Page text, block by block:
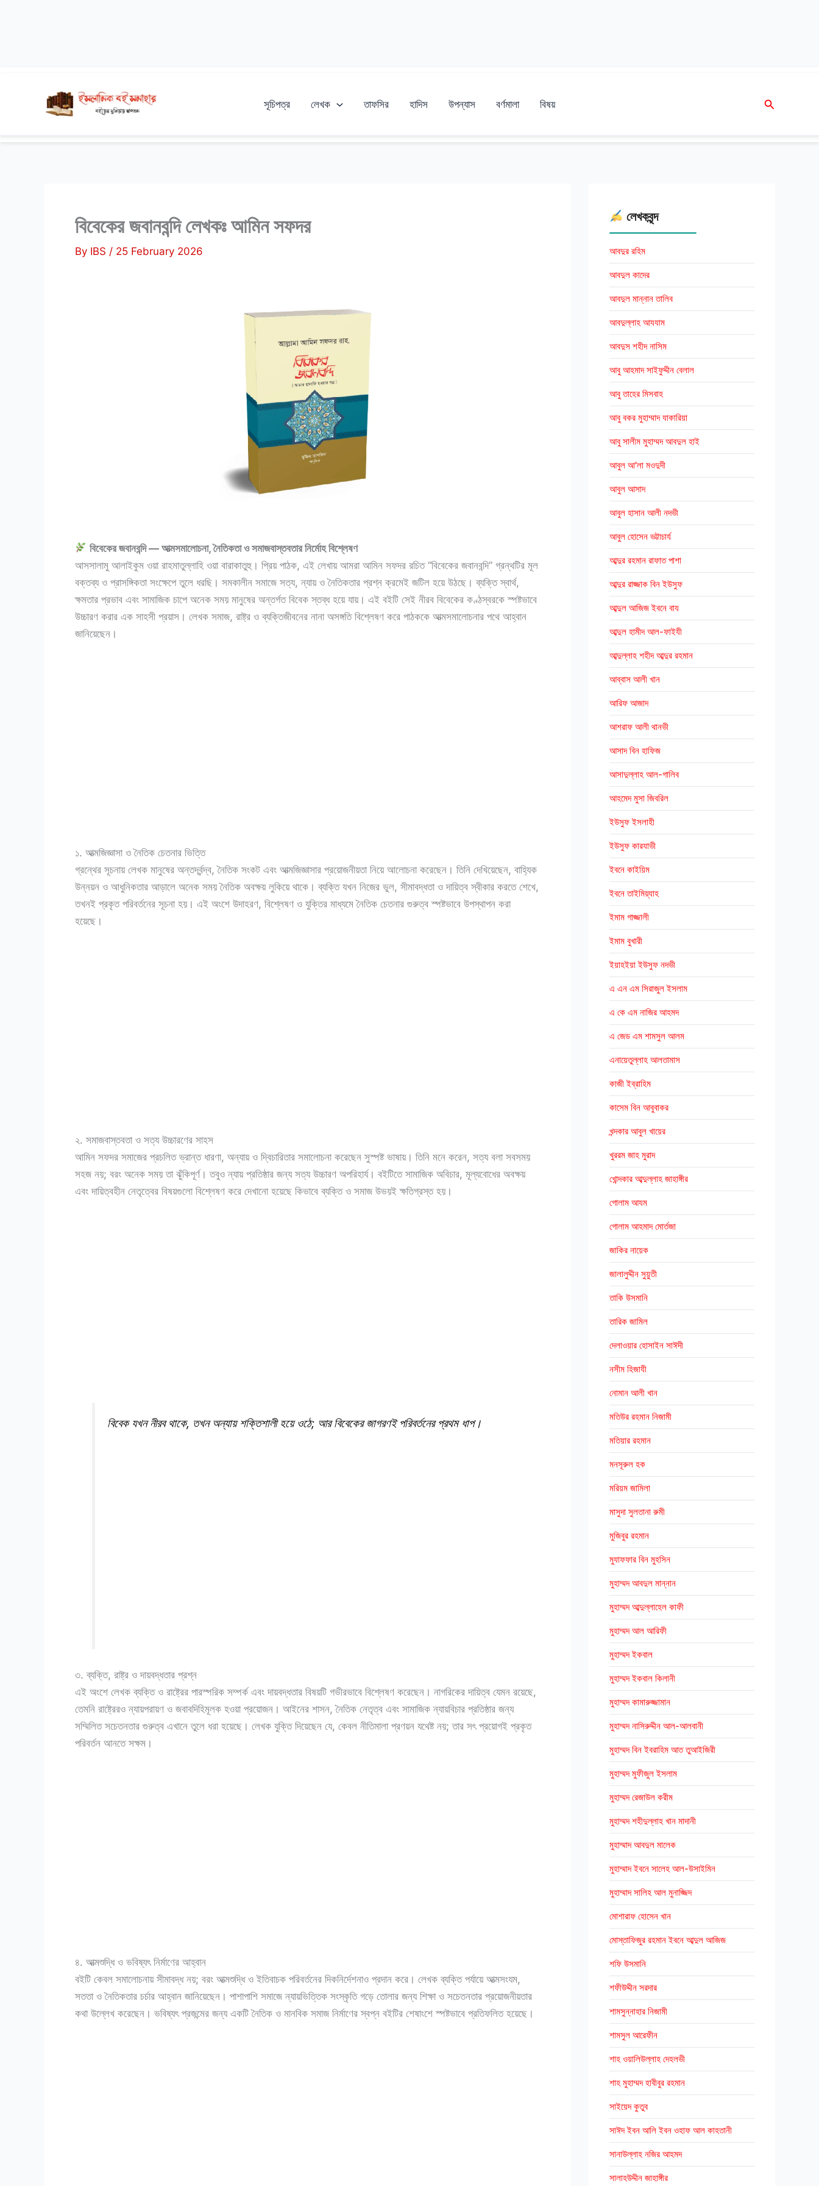
সূচিপত্র লেখক তাফসির হাদিস উপন্যাস বর্ণমালা বিষয় Search
বিবেকের জবানবন্দি লেখকঃ আমিন সফদর
By IBS / 25 February 2026
বিবেকের জবানবন্দি — আত্মসমালোচনা, নৈতিকতা ও সমাজবাস্তবতার নির্মোহ বিশ্লেষণ
আসসালামু আলাইকুম ওয়া রাহমাতুল্লাহি ওয়া বারাকাতুহু। প্রিয় পাঠক, এই লেখায় আমরা আমিন সফদর রচিত “বিবেকের জবানবন্দি” গ্রন্থটির মূল
বক্তব্য ও প্রাসঙ্গিকতা সংক্ষেপে তুলে ধরছি। সমকালীন সমাজে সত্য, ন্যায় ও নৈতিকতার প্রশ্ন ক্রমেই জটিল হয়ে উঠছে। ব্যক্তি স্বার্থ,
ক্ষমতার প্রভাব এবং সামাজিক চাপে অনেক সময় মানুষের অন্তর্গত বিবেক স্তব্ধ হয়ে যায়। এই বইটি সেই নীরব বিবেকের কণ্ঠস্বরকে স্পষ্টভাবে
উচ্চারণ করার এক সাহসী প্রয়াস। লেখক সমাজ, রাষ্ট্র ও ব্যক্তিজীবনের নানা অসঙ্গতি বিশ্লেষণ করে পাঠককে আত্মসমালোচনার পথে আহ্বান
জানিয়েছেন।
১. আত্মজিজ্ঞাসা ও নৈতিক চেতনার ভিত্তি
গ্রন্থের সূচনায় লেখক মানুষের অন্তর্দ্বন্দ্ব, নৈতিক সংকট এবং আত্মজিজ্ঞাসার প্রয়োজনীয়তা নিয়ে আলোচনা করেছেন। তিনি দেখিয়েছেন, বাহ্যিক
উন্নয়ন ও আধুনিকতার আড়ালে অনেক সময় নৈতিক অবক্ষয় লুকিয়ে থাকে। ব্যক্তি যখন নিজের ভুল, সীমাবদ্ধতা ও দায়িত্ব স্বীকার করতে শেখে,
তখনই প্রকৃত পরিবর্তনের সূচনা হয়। এই অংশে উদাহরণ, বিশ্লেষণ ও যুক্তির মাধ্যমে নৈতিক চেতনার গুরুত্ব স্পষ্টভাবে উপস্থাপন করা
হয়েছে।
২. সমাজবাস্তবতা ও সত্য উচ্চারণের সাহস
আমিন সফদর সমাজের প্রচলিত ভ্রান্ত ধারণা, অন্যায় ও দ্বিচারিতার সমালোচনা করেছেন সুস্পষ্ট ভাষায়। তিনি মনে করেন, সত্য বলা সবসময়
সহজ নয়; বরং অনেক সময় তা ঝুঁকিপূর্ণ। তবুও ন্যায় প্রতিষ্ঠার জন্য সত্য উচ্চারণ অপরিহার্য। বইটিতে সামাজিক অবিচার, মূল্যবোধের অবক্ষয়
এবং দায়িত্বহীন নেতৃত্বের বিষয়গুলো বিশ্লেষণ করে দেখানো হয়েছে কিভাবে ব্যক্তি ও সমাজ উভয়ই ক্ষতিগ্রস্ত হয়।
বিবেক যখন নীরব থাকে, তখন অন্যায় শক্তিশালী হয়ে ওঠে; আর বিবেকের জাগরণই পরিবর্তনের প্রথম ধাপ।
৩. ব্যক্তি, রাষ্ট্র ও দায়বদ্ধতার প্রশ্ন
এই অংশে লেখক ব্যক্তি ও রাষ্ট্রের পারস্পরিক সম্পর্ক এবং দায়বদ্ধতার বিষয়টি গভীরভাবে বিশ্লেষণ করেছেন। নাগরিকের দায়িত্ব যেমন রয়েছে,
তেমনি রাষ্ট্রেরও ন্যায়পরায়ণ ও জবাবদিহিমূলক হওয়া প্রয়োজন। আইনের শাসন, নৈতিক নেতৃত্ব এবং সামাজিক ন্যায়বিচার প্রতিষ্ঠার জন্য
সম্মিলিত সচেতনতার গুরুত্ব এখানে তুলে ধরা হয়েছে। লেখক যুক্তি দিয়েছেন যে, কেবল নীতিমালা প্রণয়ন যথেষ্ট নয়; তার সৎ প্রয়োগই প্রকৃত
পরিবর্তন আনতে সক্ষম।
৪. আত্মশুদ্ধি ও ভবিষ্যৎ নির্মাণের আহ্বান
বইটি কেবল সমালোচনায় সীমাবদ্ধ নয়; বরং আত্মশুদ্ধি ও ইতিবাচক পরিবর্তনের দিকনির্দেশনাও প্রদান করে। লেখক ব্যক্তি পর্যায়ে আত্মসংযম,
সততা ও নৈতিকতার চর্চার আহ্বান জানিয়েছেন। পাশাপাশি সমাজে ন্যায়ভিত্তিক সংস্কৃতি গড়ে তোলার জন্য শিক্ষা ও সচেতনতার প্রয়োজনীয়তার
কথা উল্লেখ করেছেন। ভবিষ্যৎ প্রজন্মের জন্য একটি নৈতিক ও মানবিক সমাজ নির্মাণের স্বপ্ন বইটির শেষাংশে স্পষ্টভাবে প্রতিফলিত হয়েছে।
লেখকবৃন্দ
আবদুর রহিম
আবদুল কাদের
আবদুল মান্নান তালিব
আবদুল্লাহ আযযাম
আবদুস শহীদ নাসিম
আবু আহমাদ সাইফুদ্দীন বেলাল
আবু তাহের মিসবাহ
আবু বকর মুহাম্মাদ যাকারিয়া
আবু সালীম মুহাম্মদ আবদুল হাই
আবুল আ'লা মওদুদী
আবুল আসাদ
আবুল হাসান আলী নদভী
আবুল হোসেন ভট্টাচার্য
আব্দুর রহমান রাফাত পাশা
আব্দুর রাজ্জাক বিন ইউসুফ
আব্দুল আজিজ ইবনে বায
আব্দুল হামীদ আল-ফাইযী
আব্দুল্লাহ শহীদ আব্দুর রহমান
আব্বাস আলী খান
আরিফ আজাদ
আশরাফ আলী থানভী
আসাদ বিন হাফিজ
আসাদুল্লাহ আল-গালিব
আহমেদ মুসা জিবরিল
ইউসুফ ইসলাহী
ইউসুফ কারযাভী
ইবনে কাইয়িম
ইবনে তাইমিয়্যাহ
ইমাম গাজ্জালী
ইমাম বুখারী
ইয়াহইয়া ইউসুফ নদভী
এ এন এম সিরাজুল ইসলাম
এ কে এম নাজির আহমদ
এ জেড এম শামসুল আলম
এনায়েতুল্লাহ আলতামাস
কাজী ইব্রাহিম
কাসেম বিন আবুবাকর
খন্দকার আবুল খায়ের
খুররম জাহ মুরাদ
খোন্দকার আব্দুল্লাহ জাহাঙ্গীর
গোলাম আযম
গোলাম আহমাদ মোর্তজা
জাকির নায়েক
জালালুদ্দীন সুয়ুতী
তাকি উসমানি
তারিক জামিল
দেলাওয়ার হোসাইন সাঈদী
নসীম হিজাযী
নোমান আলী খান
মতিউর রহমান নিজামী
মতিয়ার রহমান
মনসূরুল হক
মরিয়ম জামিলা
মাসুদা সুলতানা রুমী
মুজিবুর রহমান
মুযাফফার বিন মুহসিন
মুহাম্মদ আবদুল মান্নান
মুহাম্মদ আব্দুল্লাহেল কাফী
মুহাম্মদ আল আরিফী
মুহাম্মদ ইকবাল
মুহাম্মদ ইকবাল কিলানী
মুহাম্মদ কামারুজ্জামান
মুহাম্মদ নাসিরুদ্দীন আল-আলবানী
মুহাম্মদ বিন ইবরাহিম আত তুআইজিরী
মুহাম্মদ মুফীজুল ইসলাম
মুহাম্মদ রেজাউল করীম
মুহাম্মদ শহীদুল্লাহ খান মাদানী
মুহাম্মাদ আবদুল মালেক
মুহাম্মাদ ইবনে সালেহ আল-উসাইমিন
মুহাম্মাদ সালিহ আল মুনাজ্জিদ
মোশারাফ হোসেন খান
মোস্তাফিজুর রহমান ইবনে আব্দুল আজিজ
শফি উসমানি
শফীউদ্দীন সরদার
শামসুন্নাহার নিজামী
শামসুল আরেফীন
শাহ ওয়ালিউল্লাহ দেহলভী
শাহ মুহাম্মদ হাবীবুর রহমান
সাইয়েদ কুতুব
সাঈদ ইবন আলি ইবন ওহাফ আল কাহতানী
সানাউল্লাহ নজির আহমদ
সালাহউদ্দীন জাহাঙ্গীর